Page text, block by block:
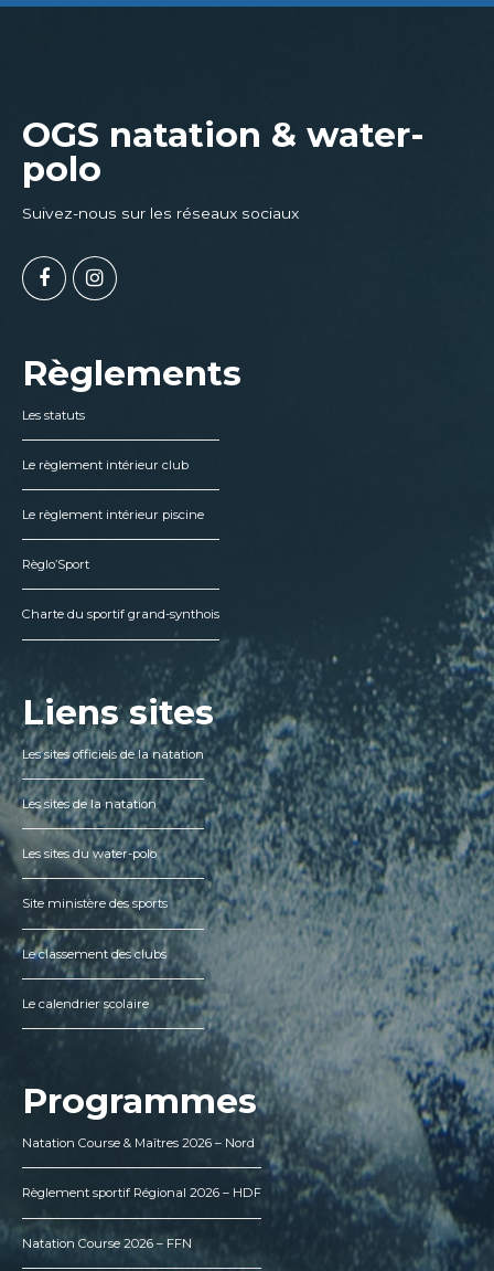
OGS natation & water-
polo
Suivez-nous sur les réseaux sociaux
Règlements
Les statuts
Le règlement intérieur club
Le règlement intérieur piscine
Règlo’Sport
Charte du sportif grand-synthois
Liens sites
Les sites officiels de la natation
Les sites de la natation
Les sites du water-polo
Site ministère des sports
Le classement des clubs
Le calendrier scolaire
Programmes
Natation Course & Maîtres 2026 – Nord
Règlement sportif Régional 2026 – HDF
Natation Course 2026 – FFN